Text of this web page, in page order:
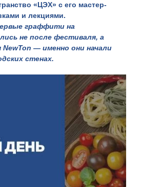
«ЦЭХ» с его мастер-
и лекциями.
граффити на
не после фестиваля, а
NewTon — именно они начали
стенах.